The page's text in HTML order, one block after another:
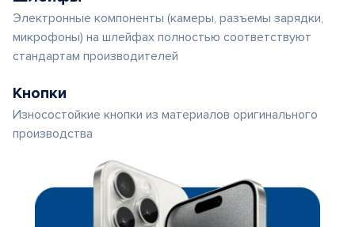
Электронные компоненты (камеры, разъемы зарядки,
микрофоны) на шлейфах полностью соответствуют
стандартам производителей
Кнопки
Износостойкие кнопки из материалов оригинального
производства